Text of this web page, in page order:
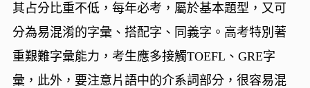
其占分比重不低，每年必考，屬於基本題型，又可
分為易混淆的字彙、搭配字、同義字。高考特別著
重艱難字彙能力，考生應多接觸TOEFL、GRE字
彙，此外，要注意片語中的介系詞部分，很容易混